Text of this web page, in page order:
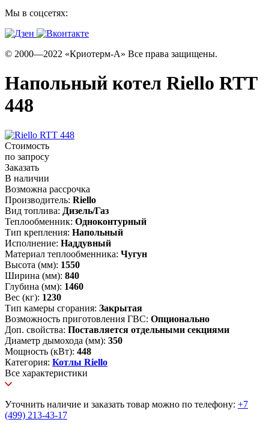
Мы в соцсетях:
© 2000—2022 «Криотерм-А» Все права защищены.
Напольный котел Riello RTT
448
Стоимость
по запросу
Заказать
В наличии
Возможна рассрочка
Производитель: Riello
Вид топлива: Дизель/Газ
Теплообменник: Одноконтурный
Тип крепления: Напольный
Исполнение: Наддувный
Материал теплообменника: Чугун
Высота (мм): 1550
Ширина (мм): 840
Глубина (мм): 1460
Вес (кг): 1230
Тип камеры сгорания: Закрытая
Возможность приготовления ГВС: Опционально
Доп. свойства: Поставляется отдельными секциями
Диаметр дымохода (мм): 350
Мощность (кВт): 448
Категория: Котлы Riello
Все характеристики
Уточнить наличие и заказать товар можно по телефону: +7
(499) 213-43-17